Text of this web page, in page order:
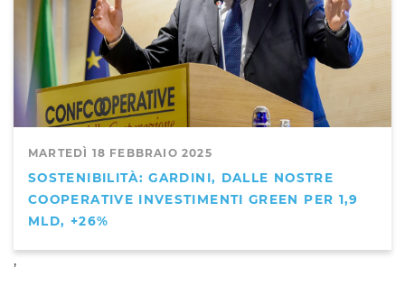
MARTEDÌ 18 FEBBRAIO 2025
SOSTENIBILITÀ: GARDINI, DALLE NOSTRE
COOPERATIVE INVESTIMENTI GREEN PER 1,9
MLD, +26%
,